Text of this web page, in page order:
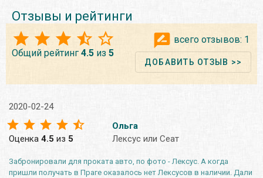
Отзывы и рейтинги
Общий рейтинг 4.5 из 5
всего отзывов: 1
ДОБАВИТЬ ОТЗЫВ >>
2020-02-24
Оценка 4.5 из 5
Ольга
Лексус или Сеат
Забронировали для проката авто, по фото - Лексус. А когда
пришли получать в Праге оказалось нет Лексусов в наличии. Дали